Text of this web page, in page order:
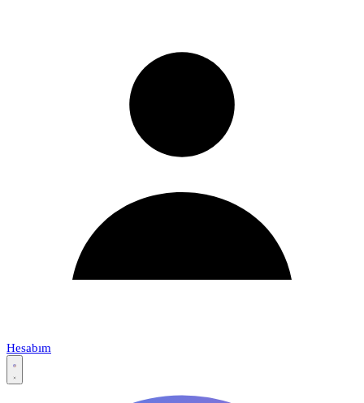
Hesabım